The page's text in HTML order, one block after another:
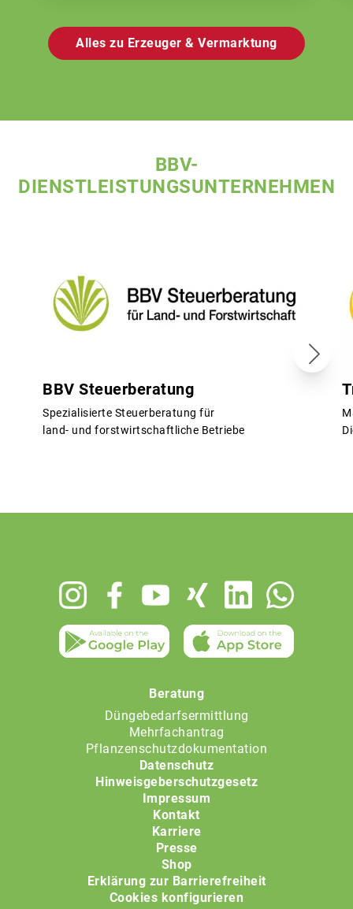
Alles zu Erzeuger & Vermarktung
BBV-
DIENSTLEISTUNGSUNTERNEHMEN
BBV Steuerberatung
Spezialisierte Steuerberatung für
land- und forstwirtschaftliche Betriebe
Beratung
Düngebedarfsermittlung
Mehrfachantrag
Pflanzenschutzdokumentation
Datenschutz
Hinweisgeberschutzgesetz
Impressum
Kontakt
Karriere
Presse
Shop
Erklärung zur Barrierefreiheit
Cookies konfigurieren